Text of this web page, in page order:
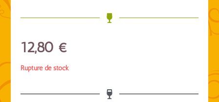
12,80 €
Rupture de stock